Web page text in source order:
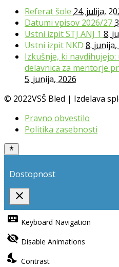
Referat šole 24. julija,
Datumi vpisov 2026/27
Ustni izpit STJ ANJ 1 8.
Ustni izpit NKD 8. junija,
Izkušnje, ki
delavnica za mentorje
5. junija, 2026
© 2022VSŠ Bled | Izdelava
Pravno obvestilo
Politika zasebnosti
Dostopnost
close
Toggle
visibility
Accessibility
keyboard Keyboard Navigation
visibility_off Disable Animations
nights_stay Contrast